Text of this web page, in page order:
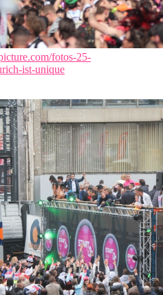
fotos-25-
ist-unique